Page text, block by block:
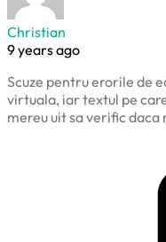
Christian
9 years ago
Scuze pentru erorile de
virtuala, iar textul pe
mereu uit sa verific daca